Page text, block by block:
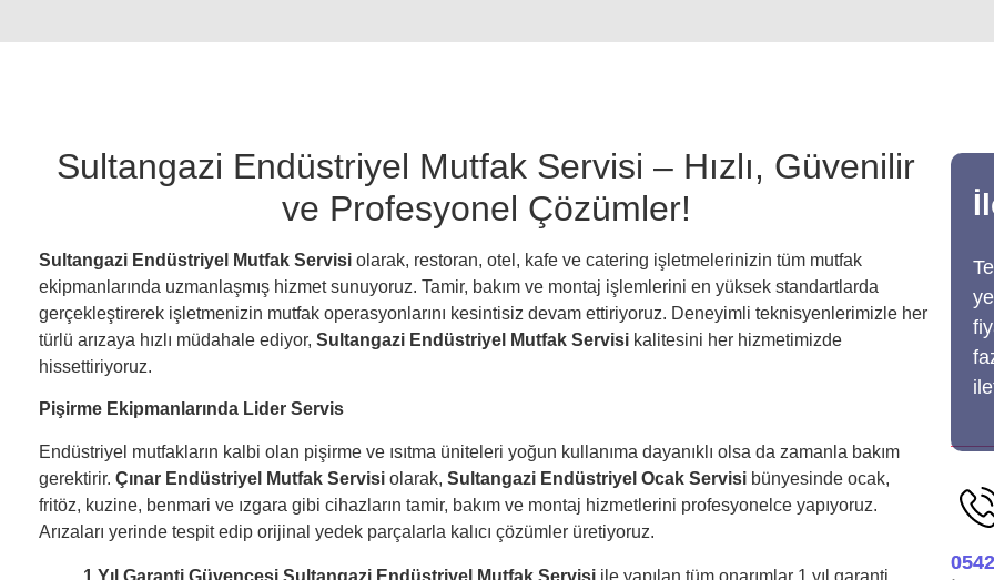
Sultangazi Endüstriyel Mutfak Servisi – Hızlı, Güvenilir
ve Profesyonel Çözümler!
Sultangazi Endüstriyel Mutfak Servisi olarak, restoran, otel, kafe ve catering işletmelerinizin tüm mutfak
ekipmanlarında uzmanlaşmış hizmet sunuyoruz. Tamir, bakım ve montaj işlemlerini en yüksek standartlarda
gerçekleştirerek işletmenizin mutfak operasyonlarını kesintisiz devam ettiriyoruz. Deneyimli teknisyenlerimizle her
türlü arızaya hızlı müdahale ediyor, Sultangazi Endüstriyel Mutfak Servisi kalitesini her hizmetimizde
hissettiriyoruz.
Pişirme Ekipmanlarında Lider Servis
Endüstriyel mutfakların kalbi olan pişirme ve ısıtma üniteleri yoğun kullanıma dayanıklı olsa da zamanla bakım
gerektirir. Çınar Endüstriyel Mutfak Servisi olarak, Sultangazi Endüstriyel Ocak Servisi bünyesinde ocak,
fritöz, kuzine, benmari ve ızgara gibi cihazların tamir, bakım ve montaj hizmetlerini profesyonelce yapıyoruz.
Arızaları yerinde tespit edip orijinal yedek parçalarla kalıcı çözümler üretiyoruz.
1 Yıl Garanti Güvencesi Sultangazi Endüstriyel Mutfak Servisi ile yapılan tüm onarımlar 1 yıl garanti